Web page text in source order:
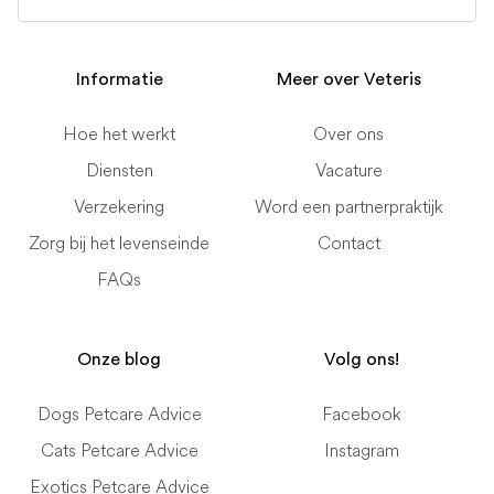
Informatie
Hoe het werkt
Diensten
Verzekering
Zorg bij het levenseinde
FAQs
Meer over Veteris
Over ons
Vacature
Word een partnerpraktijk
Contact
Onze blog
Dogs Petcare Advice
Cats Petcare Advice
Exotics Petcare Advice
Volg ons!
Facebook
Instagram